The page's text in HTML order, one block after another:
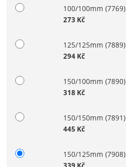
100/100mm(7769)
273 Kč
125/125mm(7889)
294 Kč
150/100mm(7890)
318 Kč
150/150mm(7891)
445 Kč
150/125mm(7908)